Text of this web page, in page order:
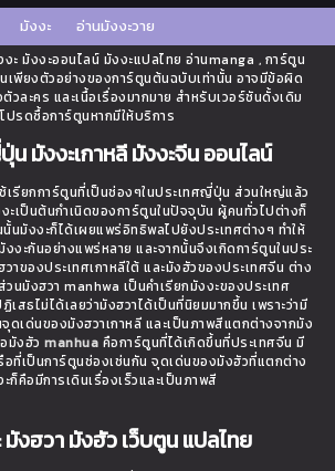
มังงะ อ่านมังงะวาย
ะ มังงะออนไลน์ มังงะแปลไทย อ่านmanga , การ์ตูน
เพียงตัวอย่างของการ์ตูนต้นฉบับเท่านั้น อาจมีข้อผิด
วละคร และเนื้อเรื่องมากมาย สำหรับเวอร์ชันดั้งเดิม
โปรดซื้อการ์ตูนหากมีให้บริการ
มังงะเกาหลี มังงะจีน ออนไลน์
เรียกการ์ตูนที่เป็นช่องๆในประเทศญี่ปุ่น ส่วนใหญ่แล้ว
ะเป็นต้นกำเนิดของการ์ตูนในปัจจุบัน ผู้คนทั่วไปต่างก็
นมังงะก็ได้เผยแพร่อิทธิพลไปยังประเทศต่างๆ ทำให้
งงะกันอย่างแพร่หลาย และจากนั้นจึงเกิดการ์ตูนในประ
าของประเทศเกาหลีใต้ และมังฮัวของประเทศจีน ต่าง
นมังฮวา manhwa เป็นคำเรียกมังงะของประเทศ
เสธไม่ได้เลยว่ามังฮวาได้เป็นที่นิยมมากขึ้น เพราะว่ามี
ดเด่นของมังฮวาเกาหลี และเป็นภาพสีแตกต่างจากมัง
มังฮัว manhua คือการ์ตูนที่ได้เกิดขึ้นที่ประเทศจีน มี
อที่เป็นการ์ตูนช่องเช่นกัน จุดเด่นของมังฮัวที่แตกต่าง
ก็คือมีการเดินเรื่องเร็วและเป็นภาพสี
มังฮวา มังฮัว เว็บตูน แปลไทย